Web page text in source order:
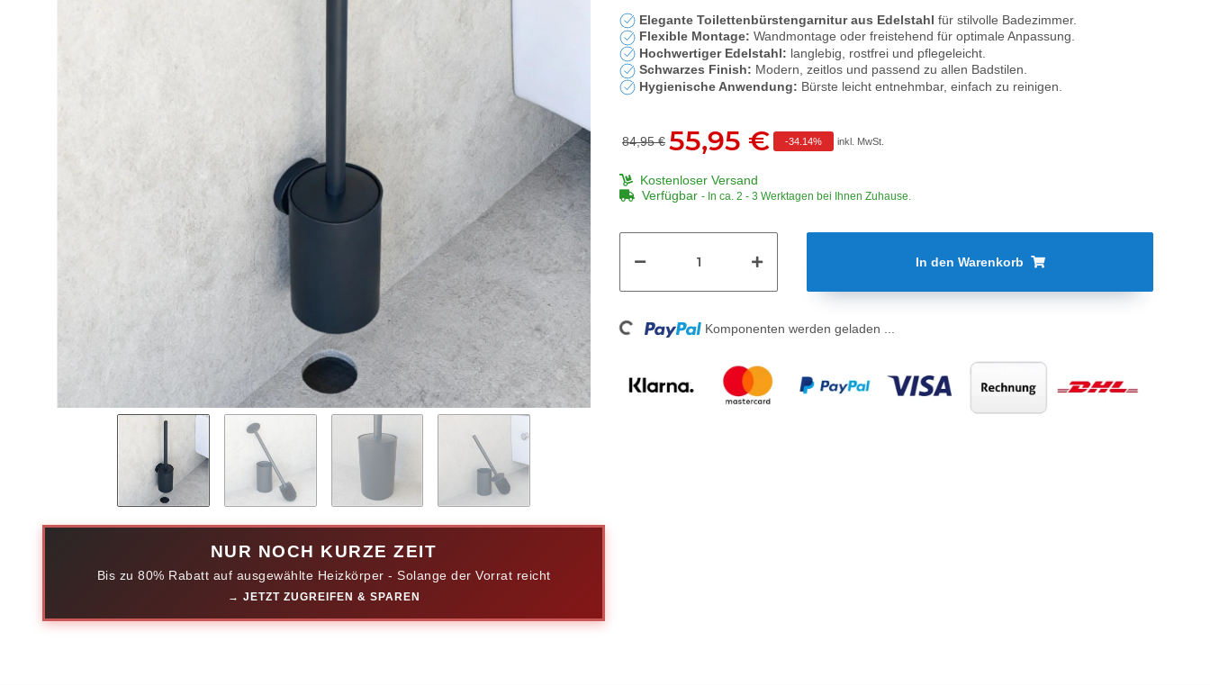
NUR NOCH KURZE ZEIT
Bis zu 80% Rabatt auf ausgewählte Heizkörper - Solange der Vorrat reicht
→ JETZT ZUGREIFEN & SPAREN
Elegante Toilettenbürstengarnitur aus Edelstahl für stilvolle Badezimmer.
Flexible Montage: Wandmontage oder freistehend für optimale Anpassung.
Hochwertiger Edelstahl: langlebig, rostfrei und pflegeleicht.
Schwarzes Finish: Modern, zeitlos und passend zu allen Badstilen.
Hygienische Anwendung: Bürste leicht entnehmbar, einfach zu reinigen.
84,95 € 55,95 € -34.14% inkl. MwSt.
Kostenloser Versand
Verfügbar - In ca. 2 - 3 Werktagen bei Ihnen Zuhause.
In den Warenkorb
Loading... Komponenten werden geladen ...